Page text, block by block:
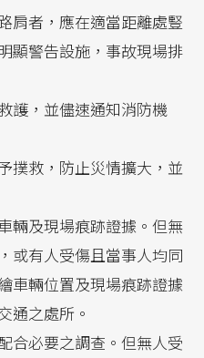
肩者，應在適當距離處豎
顯警告設施，事故現場排
護，並儘速通知消防機
撲救，防止災情擴大，並
輛及現場痕跡證據。但無
或有人受傷且當事人均同
車輛位置及現場痕跡證據
通之處所。
合必要之調查。但無人受